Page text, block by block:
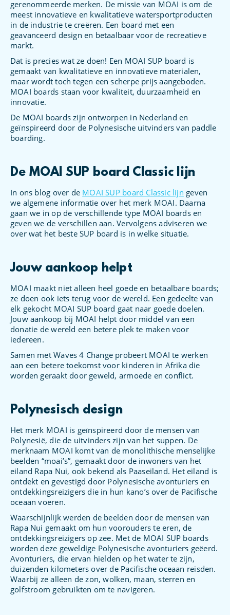
gerenommeerde merken. De missie van MOAI is om de
meest innovatieve en kwalitatieve watersportproducten
in de industrie te creëren. Een board met een
geavanceerd design en betaalbaar voor de recreatieve
markt.
Dat is precies wat ze doen! Een MOAI SUP board is
gemaakt van kwalitatieve en innovatieve materialen,
maar wordt toch tegen een scherpe prijs aangeboden.
MOAI boards staan voor kwaliteit, duurzaamheid en
innovatie.
De MOAI boards zijn ontworpen in Nederland en
geïnspireerd door de Polynesische uitvinders van paddle
boarding.
De MOAI SUP board Classic lijn
In ons blog over de MOAI SUP board Classic lijn geven
we algemene informatie over het merk MOAI. Daarna
gaan we in op de verschillende type MOAI boards en
geven we de verschillen aan. Vervolgens adviseren we
over wat het beste SUP board is in welke situatie.
Jouw aankoop helpt
MOAI maakt niet alleen heel goede en betaalbare boards;
ze doen ook iets terug voor de wereld. Een gedeelte van
elk gekocht MOAI SUP board gaat naar goede doelen.
Jouw aankoop bij MOAI helpt door middel van een
donatie de wereld een betere plek te maken voor
iedereen.
Samen met Waves 4 Change probeert MOAI te werken
aan een betere toekomst voor kinderen in Afrika die
worden geraakt door geweld, armoede en conflict.
Polynesisch design
Het merk MOAI is geïnspireerd door de mensen van
Polynesië, die de uitvinders zijn van het suppen. De
merknaam MOAI komt van de monolithische menselijke
beelden “moai’s”, gemaakt door de inwoners van het
eiland Rapa Nui, ook bekend als Paaseiland. Het eiland is
ontdekt en gevestigd door Polynesische avonturiers en
ontdekkingsreizigers die in hun kano’s over de Pacifische
oceaan voeren.
Waarschijnlijk werden de beelden door de mensen van
Rapa Nui gemaakt om hun voorouders te eren, de
ontdekkingsreizigers op zee. Met de MOAI SUP boards
worden deze geweldige Polynesische avonturiers geëerd.
Avonturiers, die ervan hielden op het water te zijn,
duizenden kilometers over de Pacifische oceaan reisden.
Waarbij ze alleen de zon, wolken, maan, sterren en
golfstroom gebruikten om te navigeren.